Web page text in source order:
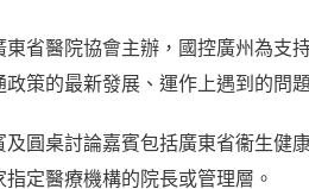
東省醫院協會主辦，國控廣州為支
政策的最新發展、運作上遇到的問
及圓桌討論嘉賓包括廣東省衞生健
定醫療機構的院長或管理層。